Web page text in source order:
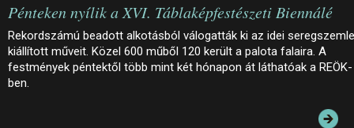
Pénteken nyílik a XVI. Táblaképfestészeti Biennálé
Rekordszámú beadott alkotásból válogatták ki az idei seregszemle
kiállított műveit. Közel 600 műből 120 került a palota falaira. A
festmények péntektől több mint két hónapon át láthatóak a REÖK-
ben.